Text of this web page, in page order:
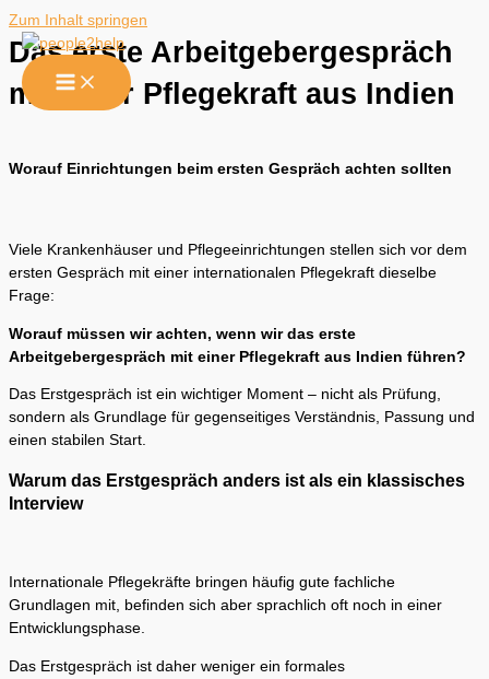
Zum Inhalt springen
Das erste Arbeitgebergespräch
mit einer Pflegekraft aus Indien
Worauf Einrichtungen beim ersten Gespräch achten sollten
Viele Krankenhäuser und Pflegeeinrichtungen stellen sich vor dem
ersten Gespräch mit einer internationalen Pflegekraft dieselbe
Frage:
Worauf müssen wir achten, wenn wir das erste
Arbeitgebergespräch mit einer Pflegekraft aus Indien führen?
Das Erstgespräch ist ein wichtiger Moment – nicht als Prüfung,
sondern als Grundlage für gegenseitiges Verständnis, Passung und
einen stabilen Start.
Warum das Erstgespräch anders ist als ein klassisches
Interview
Internationale Pflegekräfte bringen häufig gute fachliche
Grundlagen mit, befinden sich aber sprachlich oft noch in einer
Entwicklungsphase.
Das Erstgespräch ist daher weniger ein formales